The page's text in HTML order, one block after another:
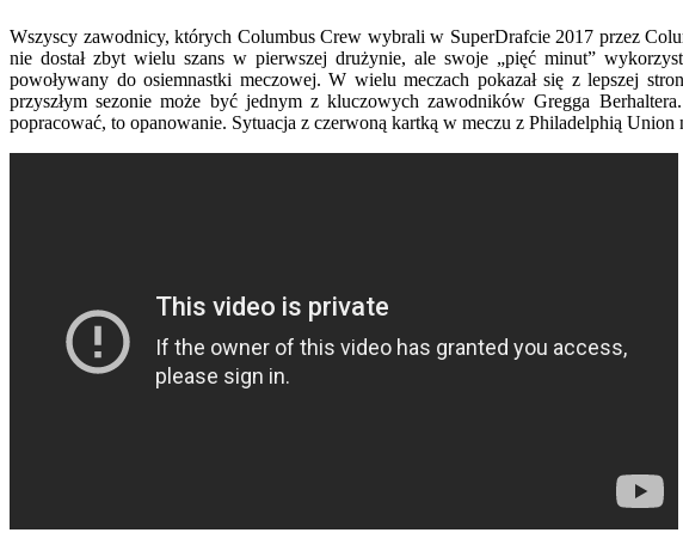
Wszyscy zawodnicy, których Columbus Crew wybrali w SuperDrafcie 2017 przez
nie dostał zbyt wielu szans w pierwszej drużynie, ale swoje „pięć minut”
powoływany do osiemnastki meczowej. W wielu meczach pokazał się z lepszej
przyszłym sezonie może być jednym z kluczowych zawodników Gregga
popracować, to opanowanie. Sytuacja z czerwoną kartką w meczu z Philadelphią Union